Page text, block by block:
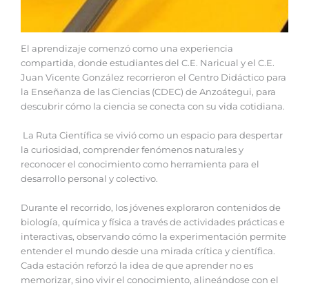
‎‎El aprendizaje comenzó como una experiencia
compartida, donde estudiantes del C.E. Naricual y el C.E.
Juan Vicente González recorrieron el Centro Didáctico para
la Enseñanza de las Ciencias (CDEC) de Anzoátegui, para
descubrir cómo la ciencia se conecta con su vida cotidiana.
La Ruta Científica se vivió como un espacio para despertar
la curiosidad, comprender fenómenos naturales y
reconocer el conocimiento como herramienta para el
desarrollo personal y colectivo.
‎Durante el recorrido, los jóvenes exploraron contenidos de
biología, química y física a través de actividades prácticas e
interactivas, observando cómo la experimentación permite
entender el mundo desde una mirada crítica y científica.
Cada estación reforzó la idea de que aprender no es
memorizar, sino vivir el conocimiento, alineándose con el